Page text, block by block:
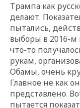
Трампа как
делают.
пытались,
выборы в 2016-м
что-то
рукам,
Обамы, очень
Главное не как
представлено.
пытается